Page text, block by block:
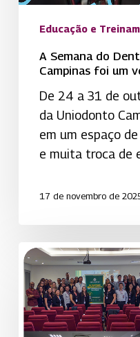
Educação e
A Semana do
Campinas foi um
De 24 a 31 de
da Uniodonto
em um espaço
e muita troca de
17 de novembro de
Comunicação
assertiva
faz
toda
a